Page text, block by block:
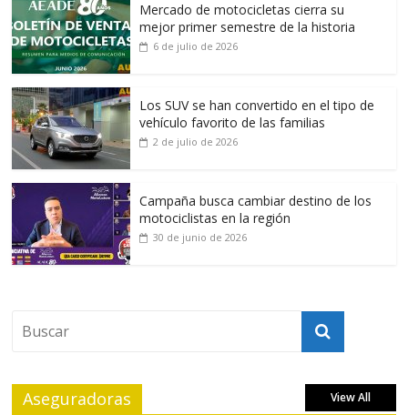
Mercado de motocicletas cierra su
mejor primer semestre de la historia
6 de julio de 2026
Los SUV se han convertido en el tipo de
vehículo favorito de las familias
2 de julio de 2026
Campaña busca cambiar destino de los
motociclistas en la región
30 de junio de 2026
Aseguradoras View All